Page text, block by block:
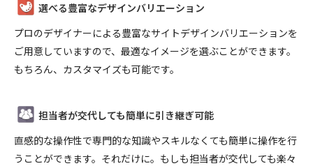
選べる豊富なデザインバリエーション
プロのデザイナーによる豊富なサイトデザインバリエーションを
ご用意していますので、最適なイメージを選ぶことができます。
もちろん、カスタマイズも可能です。
担当者が交代しても簡単に引き継ぎ可能
直感的な操作性で専門的な知識やスキルなくても簡単に操作を行
うことができます。それだけに。もしも担当者が交代しても楽々